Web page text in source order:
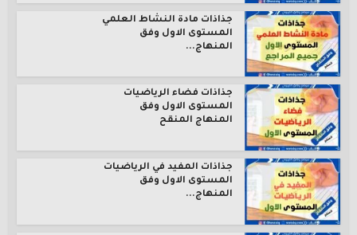
جذاذات مادة النشاط العلمي
المستوى الاول وفق
المنهاج...
جذاذات فضاء الرياضيات
المستوى الاول وفق
المنهاج المنقح
جذاذات المفيد في الرياضيات
المستوى الاول وفق
المنهاج...